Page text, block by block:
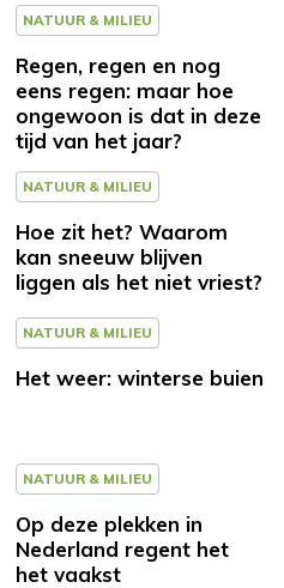
NATUUR & MILIEU
Regen, regen en nog
eens regen: maar hoe
ongewoon is dat in deze
tijd van het jaar?
NATUUR & MILIEU
Hoe zit het? Waarom
kan sneeuw blijven
liggen als het niet vriest?
NATUUR & MILIEU
Het weer: winterse buien
NATUUR & MILIEU
Op deze plekken in
Nederland regent het
het vaakst